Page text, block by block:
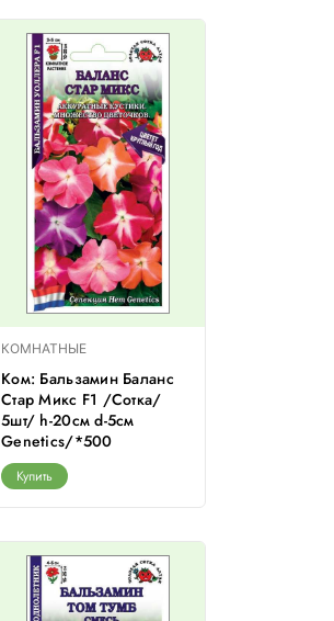
КОМНАТНЫЕ
Ком: Бальзамин Баланс
Стар Микс F1 /Сотка/
5шт/ h-20см d-5см
Genetics/*500
Купить